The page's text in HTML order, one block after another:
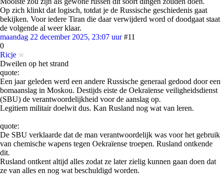
Op zich klinkt dat logisch, totdat je de Russische geschiedenis gaat
bekijken. Voor iedere Tiran die daar verwijderd word of doodgaat staat
de volgende al weer klaar.
maandag 22 december 2025, 23:07 uur #11
0
Ricje
Dweilen op het strand
quote:
Een jaar geleden werd een andere Russische generaal gedood door een
bomaanslag in Moskou. Destijds eiste de Oekraïense veiligheidsdienst
(SBU) de verantwoordelijkheid voor de aanslag op.
Legitiem militair doelwit dus. Kan Rusland nog wat van leren.
quote:
De SBU verklaarde dat de man verantwoordelijk was voor het gebruik
van chemische wapens tegen Oekraïense troepen. Rusland ontkende
dit.
Rusland ontkent altijd alles zodat ze later zielig kunnen gaan doen dat
ze van alles en nog wat beschuldigd worden.